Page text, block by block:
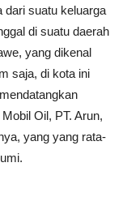
dari suatu keluarga
di suatu daerah
yang dikenal
saja, di kota ini
Oil, PT. Arun,
yang yang rata-